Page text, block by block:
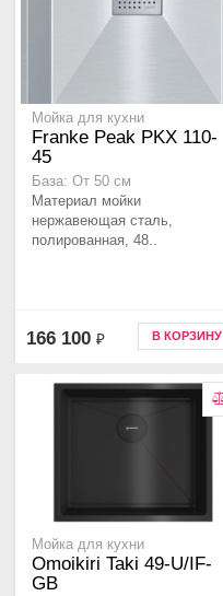
Мойка для кухни
Franke Peak PKX 110-
45
База: От 50 см
Материал мойки
нержавеющая сталь,
полированная, 48..
166 100 ₽ В КОРЗИНУ
Мойка для кухни
Omoikiri Taki 49-U/IF-
GB